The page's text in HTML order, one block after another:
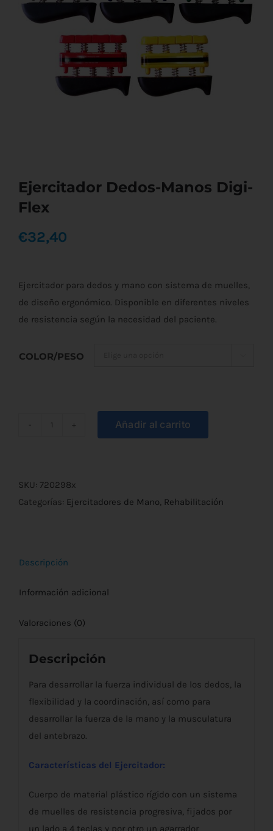
Ejercitador Dedos-Manos Digi-
Flex
€32,40
Ejercitador para dedos y mano con sistema de muelles,
de diseño ergonómico. Disponible en diferentes niveles
de resistencia según la necesidad del paciente.
COLOR/PESO
Digi-
Flex
Añadir al carrito
SKU: 720298x
Categorías: Ejercitadores de Mano Rehabilitación
Descripción
Información adicional
Valoraciones (0)
Descripción
Para desarrollar la fuerza individual de los dedos, la
flexibilidad y la coordinación, así como para
desarrollar la fuerza de la mano y la musculatura
del antebrazo.
Características del Ejercitador:
Cuerpo de material plástico rígido con un sistema
de muelles de resistencia progresiva, fijados por
un lado a 4 teclas y por otro un agarrador